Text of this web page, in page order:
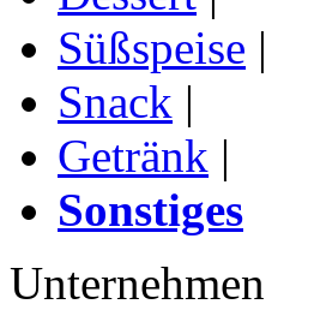
Süßspeise |
Snack |
Getränk |
Sonstiges
Unternehmen